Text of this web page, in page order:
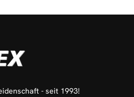
- seit 1993!